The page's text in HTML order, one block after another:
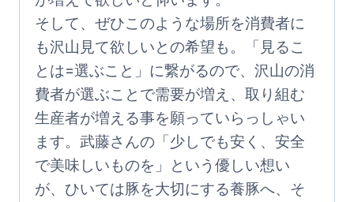
そして、ぜひこのような場所を消費者に
も沢山見て欲しいとの希望も。「見るこ
とは=選ぶこと」に繋がるので、沢山の消
費者が選ぶことで需要が増え、取り組む
生産者が増える事を願っていらっしゃい
ます。武藤さんの「少しでも安く、安全
で美味しいものを」という優しい想い
が、ひいては豚を大切にする養豚へ、そ